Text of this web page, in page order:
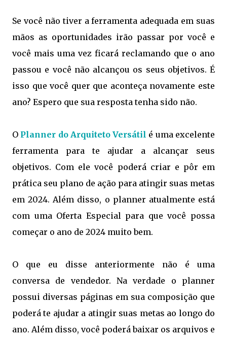
Se você não tiver a ferramenta adequada em suas
mãos as oportunidades irão passar por você e
você mais uma vez ficará reclamando que o ano
passou e você não alcançou os seus objetivos. É
isso que você quer que aconteça novamente este
ano? Espero que sua resposta tenha sido não.
O Planner do Arquiteto Versátil é uma excelente
ferramenta para te ajudar a alcançar seus
objetivos. Com ele você poderá criar e pôr em
prática seu plano de ação para atingir suas metas
em 2024. Além disso, o planner atualmente está
com uma Oferta Especial para que você possa
começar o ano de 2024 muito bem.
O que eu disse anteriormente não é uma
conversa de vendedor. Na verdade o planner
possui diversas páginas em sua composição que
poderá te ajudar a atingir suas metas ao longo do
ano. Além disso, você poderá baixar os arquivos e